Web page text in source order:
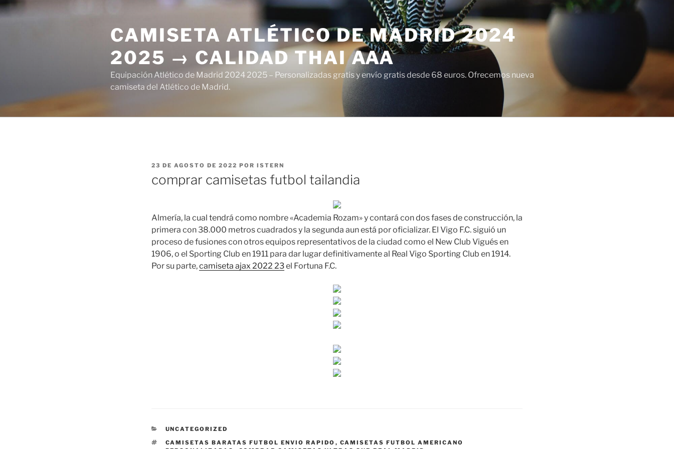
Saltar
al
CAMISETA ATLÉTICO DE MADRID 2024
2025 → CALIDAD THAI AAA
Equipación Atlético de Madrid 2024 2025 – Personalizadas gratis y envío gratis desde 68 euros. Ofrecemos nueva
camiseta del Atlético de Madrid.
PUBLICADO
23 DE AGOSTO DE 2022 POR ISTERN
comprar camisetas futbol tailandia
Almería, la cual tendrá como nombre «Academia Rozam» y contará con dos fases de construcción, la
primera con 38.000 metros cuadrados y la segunda aun está por oficializar. El Vigo F.C. siguió un
proceso de fusiones con otros equipos representativos de la ciudad como el New Club Vigués en
1906, o el Sporting Club en 1911 para dar lugar definitivamente al Real Vigo Sporting Club en 1914.
Por su parte,camiseta ajax 2022 23el Fortuna F.C.
CATEGORÍAS
UNCATEGORIZED
ETIQUETAS
CAMISETAS BARATAS FUTBOL ENVIO RAPIDO , CAMISETAS FUTBOL AMERICANO